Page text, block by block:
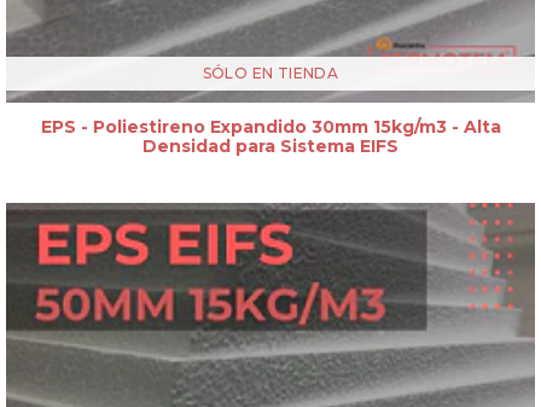
SÓLO EN TIENDA
EPS - Poliestireno Expandido 30mm 15kg/m3 - Alta
Densidad para Sistema EIFS